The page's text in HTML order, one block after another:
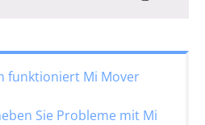
funktioniert Mi Mover
Sie Probleme mit Mi